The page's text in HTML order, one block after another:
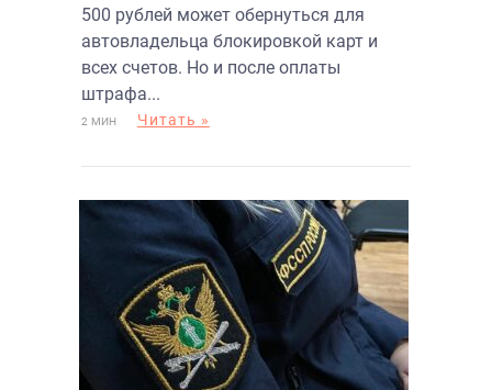
500 рублей может обернуться для
автовладельца блокировкой карт и
всех счетов. Но и после оплаты
штрафа...
2 МИН Читать »